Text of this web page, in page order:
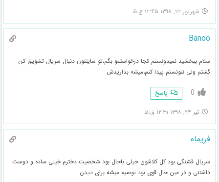
شهریور ۲۲, ۱۳۹۸ ۱۲:۴۵ ق.ظ
Banoo
سلام ببخشید نمیدونستم کجا درخواستمو بگم،تو سایتتون دنبال سریال تشویق کن
گشتم ولی نتونستم پیدا کنم،میشه بذاریدش
0 پاسخ
تیر ۲۴, ۱۳۹۸ ۱۲:۳۱ ق.ظ
فریماه
سریال قشنگی بود کل کلاشون خیلی باحال بود شخصیت دخترم خیلی ساده و دوست
داشتنی و در عین حال قوی بود توصیه میشه برای دیدن